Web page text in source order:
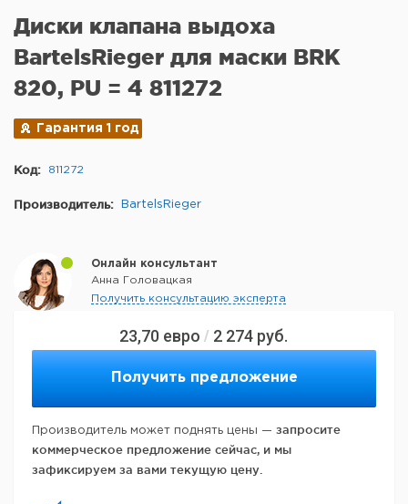
23,70 евро / 2 274 руб.
Получить предложение
Производитель может поднять цены — запросите
коммерческое предложение сейчас, и мы
зафиксируем за вами текущую цену.
Диски клапана выдоха
BartelsRieger для маски BRK
820, PU = 4 811272
Гарантия 1 год
Код: 811272
Производитель: BartelsRieger
Онлайн консультант
Анна Головацкая
Получить консультацию эксперта